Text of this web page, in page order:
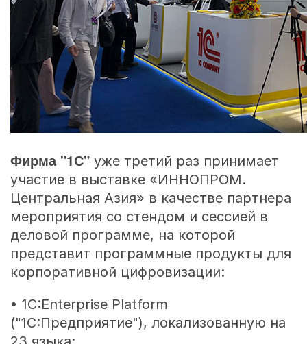
Фирма "1С" уже третий раз принимает
участие в выставке «ИННОПРОМ.
Центральная Азия» в качестве партнера
мероприятия со стендом и сессией в
деловой программе, на которой
представит программные продукты для
корпоративной цифровизации:
• 1C:Enterprise Platform
("1С:Предприятие"), локализованную на